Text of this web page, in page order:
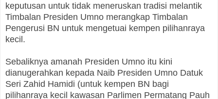
keputusan untuk tidak meneruskan tradisi melantik
Timbalan Presiden Umno merangkap Timbalan
Pengerusi BN untuk mengetuai kempen pilihanraya
kecil.
Sebaliknya amanah Presiden Umno itu kini
dianugerahkan kepada Naib Presiden Umno Datuk
Seri Zahid Hamidi (untuk kempen BN bagi
pilihanraya kecil kawasan Parlimen Permatang Pauh